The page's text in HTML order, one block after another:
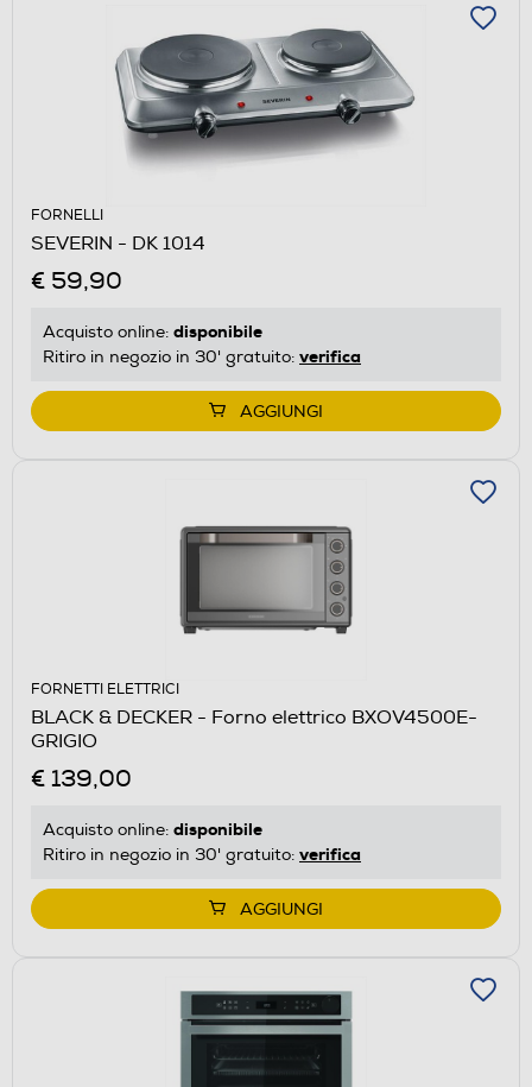
FORNELLI
SEVERIN - DK 1014
€ 59,90
Acquisto online: disponibile
Ritiro in negozio in 30' gratuito: verifica
AGGIUNGI
FORNETTI ELETTRICI
BLACK & DECKER - Forno elettrico BXOV4500E-
GRIGIO
€ 139,00
Acquisto online: disponibile
Ritiro in negozio in 30' gratuito: verifica
AGGIUNGI